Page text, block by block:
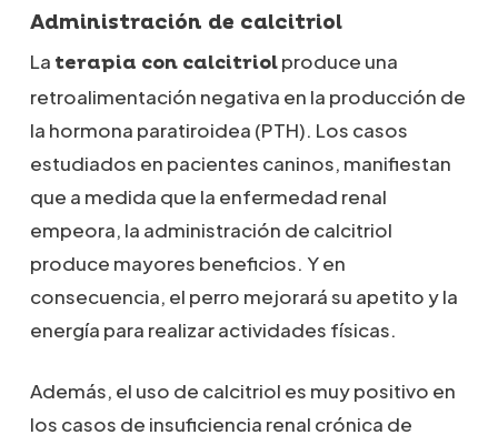
Administración de calcitriol
La terapia con calcitriolproduce una
retroalimentación negativa en la producción de
la hormona paratiroidea (PTH). Los casos
estudiados en pacientes caninos, manifiestan
que a medida que la enfermedad renal
empeora, la administración de calcitriol
produce mayores beneficios. Y en
consecuencia, el perro mejorará su apetito y la
energía para realizar actividades físicas.
Además, el uso de calcitriol es muy positivo en
los casos de insuficiencia renal crónica de